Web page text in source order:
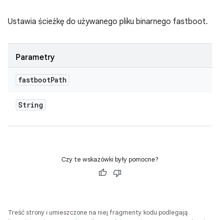
Ustawia ścieżkę do używanego pliku binarnego fastboot.
Parametry
fastbootPath
String
Czy te wskazówki były pomocne?
Treść strony i umieszczone na niej fragmenty kodu podlegają